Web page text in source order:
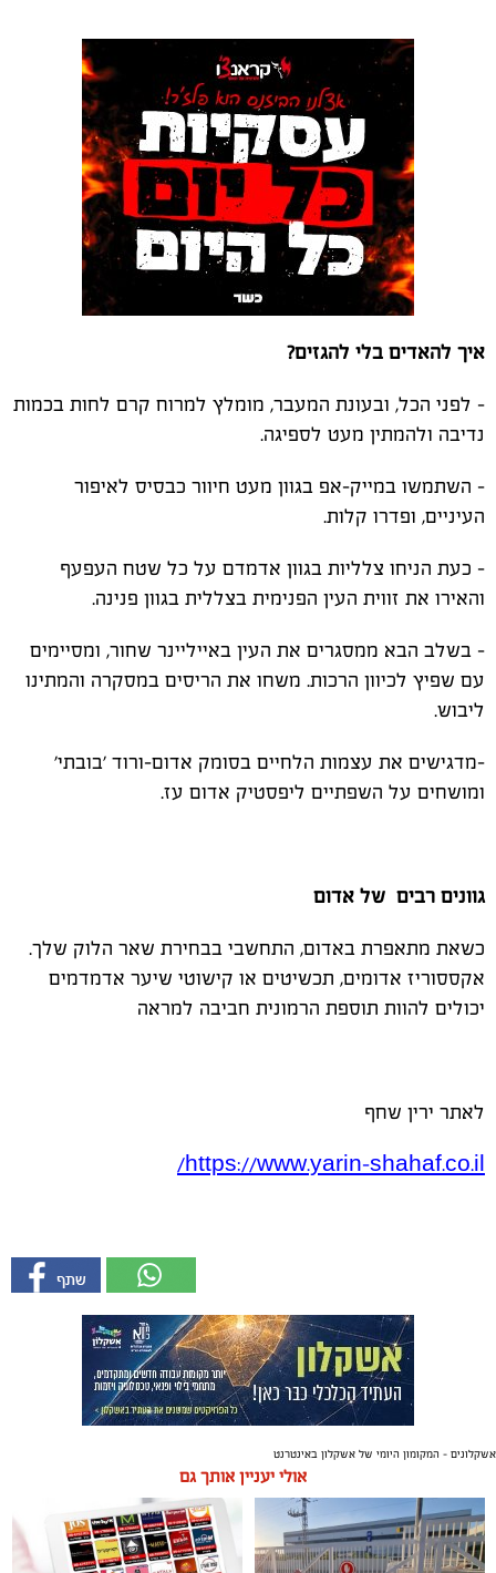
איך להאדים בלי להגזים?
- לפני הכל, ובעונת המעבר, מומלץ למרוח קרם לחות בכמות
נדיבה ולהמתין מעט לספיגה.
- השתמשו במייק-אפ בגוון מעט חיוור כבסיס לאיפור
העיניים, ופדרו קלות.
- כעת הניחו צלליות בגוון אדמדם על כל שטח העפעף
והאירו את זווית העין הפנימית בצללית בגוון פנינה.
- בשלב הבא ממסגרים את העין באייליינר שחור, ומסיימים
עם שפיץ לכיוון הרכות. משחו את הריסים במסקרה והמתינו
ליבוש.
-מדגישים את עצמות הלחיים בסומק אדום-ורוד 'בובתי'
ומושחים על השפתיים ליפסטיק אדום עז.
גוונים רבים של אדום
כשאת מתאפרת באדום, התחשבי בבחירת שאר הלוק שלך.
אקססוריז אדומים, תכשיטים או קישוטי שיער אדמדמים
יכולים להוות תוספת הרמונית חביבה למראה
לאתר ירין שחף
https://www.yarin-shahaf.co.il
/
אשקלונים - המקומון היומי של אשקלון באינטרנט
אולי יעניין אותך גם